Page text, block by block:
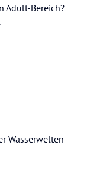
Adult-Bereich?
Wasserwelten